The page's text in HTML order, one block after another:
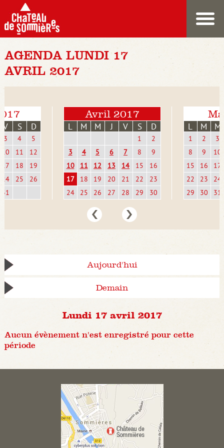
AGENDA LUNDI 17
AVRIL 2017
V S D
3 4
5
10
11
12
17
18
19
24
25
26
31
Avril 2017
L M M J V S D
1
2
3
4 5 6 7 8
9
10
11 12 13 14 15
16
17
18 19 20 21 22
23
24
25 26 27 28 29 30
L M M
1 2
3
8
9
10
15
16
17
22
23
24
29
30 31
Aujourd'hui
Demain
Lundi 17 avril 2017
Aucun évènement n'est enregistré pour cette
période